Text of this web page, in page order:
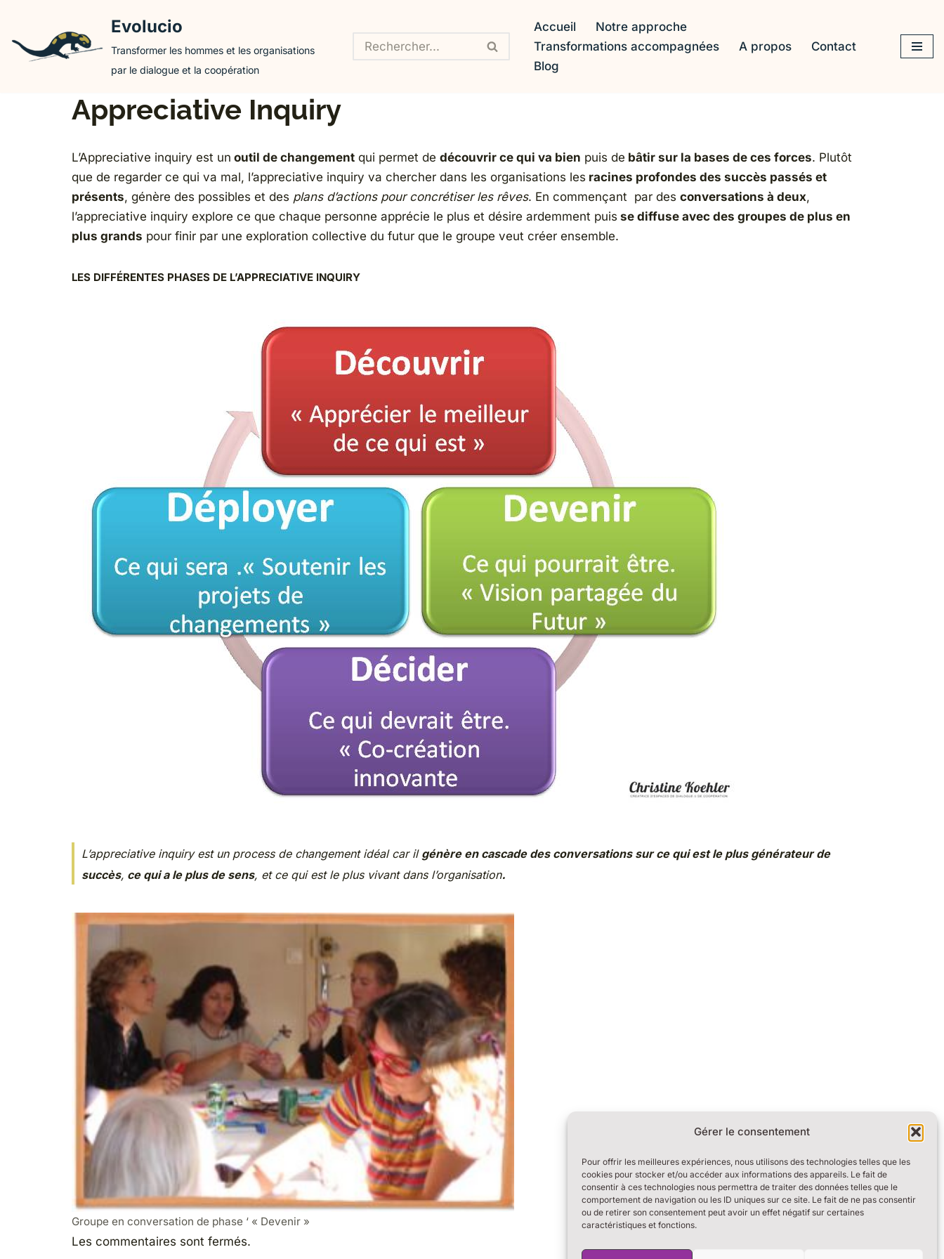
Gérer le consentement
Pour offrir les meilleures expériences, nous utilisons des technologies telles que les
cookies pour stocker et/ou accéder aux informations des appareils. Le fait de
consentir à ces technologies nous permettra de traiter des données telles que le
comportement de navigation ou les ID uniques sur ce site. Le fait de ne pas consentir
ou de retirer son consentement peut avoir un effet négatif sur certaines
caractéristiques et fonctions.
Aller
Evolucio
Transformer les hommes et les organisations
par le dialogue et la coopération
Accueil
Notre approche
Transformations accompagnées
A propos
Contact
Blog
Appreciative Inquiry
L’Appreciative inquiry est un outil de changement qui permet de découvrir ce qui va bien puis de bâtir sur la bases de ces forces. Plutôt
que de regarder ce qui va mal, l’appreciative inquiry va chercher dans les organisations les racines profondes des succès passés et
présents, génère des possibles et des plans d’actions pour concrétiser les rêves. En commençant par des conversations à deux,
l’appreciative inquiry explore ce que chaque personne apprécie le plus et désire ardemment puis se diffuse avec des groupes de plus en
plus grands pour finir par une exploration collective du futur que le groupe veut créer ensemble.
LES DIFFÉRENTES PHASES DE L’APPRECIATIVE INQUIRY
L’appreciative inquiry est un process de changement idéal car il génère en cascade des conversations sur ce qui est le plus générateur de
succès, ce qui a le plus de sens, et ce qui est le plus vivant dans l’organisation.
Groupe en conversation de phase ‘ « Devenir »
Les commentaires sont fermés.